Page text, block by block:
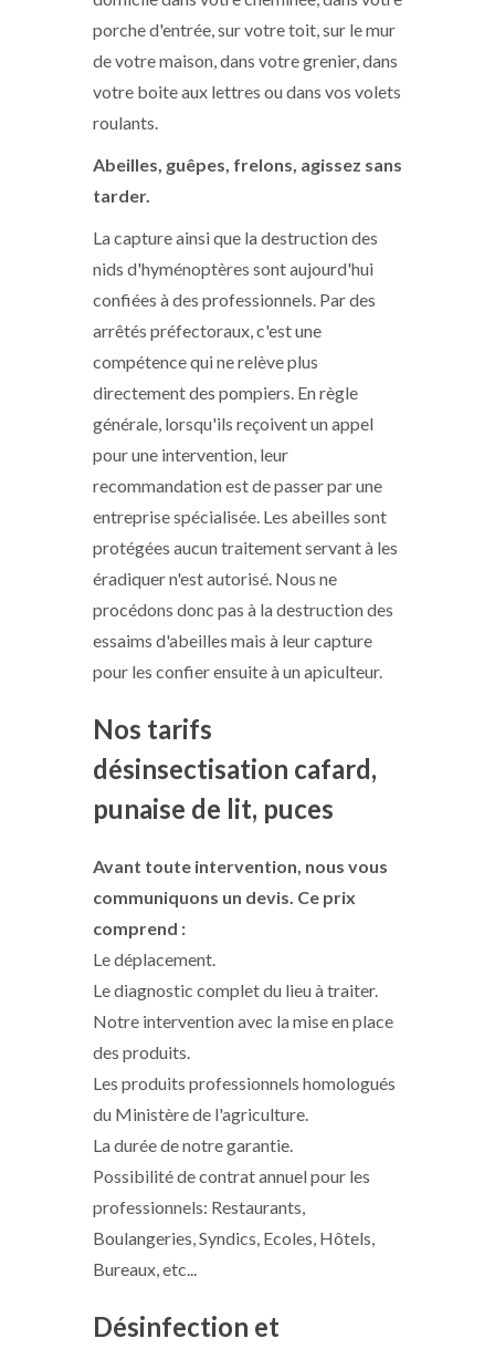
porche d'entrée, sur votre toit, sur le mur
de votre maison, dans votre grenier, dans
votre boite aux lettres ou dans vos volets
roulants.
Abeilles, guêpes, frelons, agissez sans
tarder.
La capture ainsi que la destruction des
nids d'hyménoptères sont aujourd'hui
confiées à des professionnels. Par des
arrêtés préfectoraux, c'est une
compétence qui ne relève plus
directement des pompiers. En règle
générale, lorsqu'ils reçoivent un appel
pour une intervention, leur
recommandation est de passer par une
entreprise spécialisée. Les abeilles sont
protégées aucun traitement servant à les
éradiquer n'est autorisé. Nous ne
procédons donc pas à la destruction des
essaims d'abeilles mais à leur capture
pour les confier ensuite à un apiculteur.
Nos tarifs
désinsectisation cafard,
punaise de lit, puces
Avant toute intervention, nous vous
communiquons un devis. Ce prix
comprend :
Le déplacement.
Le diagnostic complet du lieu à traiter.
Notre intervention avec la mise en place
des produits.
Les produits professionnels homologués
du Ministère de l'agriculture.
La durée de notre garantie.
Possibilité de contrat annuel pour les
professionnels: Restaurants,
Boulangeries, Syndics, Ecoles, Hôtels,
Bureaux, etc...
Désinfection et